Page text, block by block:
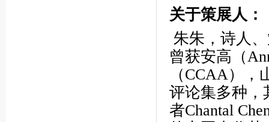
关于策展人：
朱朱，诗人
曾获安高（
（CCAA）
评论集多种，
者Chantal